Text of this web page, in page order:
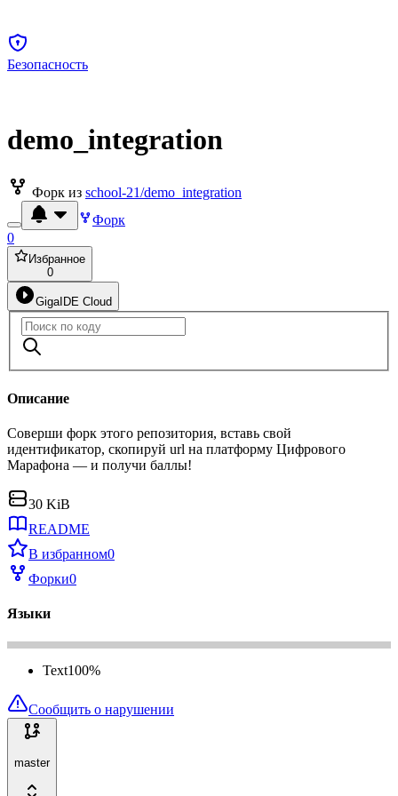
Безопасность
demo_integration
Форк из school-21/demo_integration
Форк
0
Избранное
0
GigaIDE Cloud
Описание
Соверши форк этого репозитория, вставь свой
идентификатор, скопируй url на платформу Цифрового
Марафона — и получи баллы!
30 KiB
README
В избранном0
Форки0
Языки
Text100%
Сообщить о нарушении
master